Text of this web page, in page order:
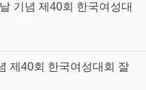
기념 제40회 한국여성대
제40회 한국여성대회 잘